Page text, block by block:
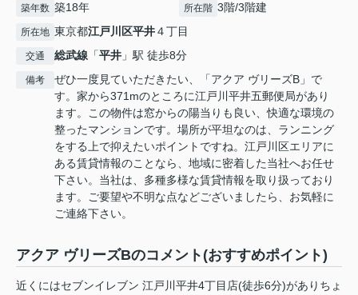
築年数 築18年 所在階 3階/3階建
所在地 東京都江戸川区平井４丁目
交通 総武線 「平井 」駅 徒歩8分
備考
ぜひ一度見ていただきたい、「アクア ヴリーズB」で
す。家から371mのところに江戸川平井五郵便局があり
ます。この物件は窓からの陽当りも良い、快適な環境の
整ったマンションです。場所が平坦なのは、ランニング
をする上で抑えたいポイントですね。江戸川区エリアに
ある賃貸情報のことなら、地域に密着した当社へお任せ
下さい。当社は、多種多様な賃貸情報を取り扱っており
ます。ご要望や不明な点などございましたら、お気軽に
ご連絡下さい。
アクア ヴリーズBのコメント(おすすめポイント)
近くにはセブンイレブン 江戸川平井4丁目店(徒歩6分)がありちょ